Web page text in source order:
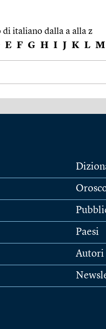
italiano dalla a alla z
E F G H I J K L M
Paesi
Autori